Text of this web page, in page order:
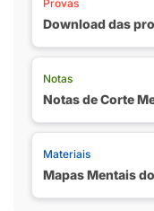
Provas
Download das
Notas
Notas de Corte
Materiais
Mapas Mentais